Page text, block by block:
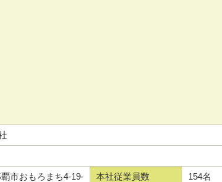
市おもろまち4-19-
本社従業員数 154名